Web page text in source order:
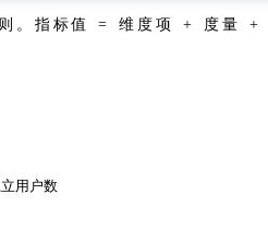
。指标值 = 维度项 + 度量 +
用户数